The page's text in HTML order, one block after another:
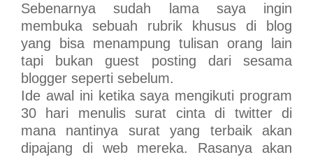
Sebenarnya sudah lama saya ingin
membuka sebuah rubrik khusus di blog
yang bisa menampung tulisan orang lain
tapi bukan guest posting dari sesama
blogger seperti sebelum.
Ide awal ini ketika saya mengikuti program
30 hari menulis surat cinta di twitter di
mana nantinya surat yang terbaik akan
dipajang di web mereka. Rasanya akan